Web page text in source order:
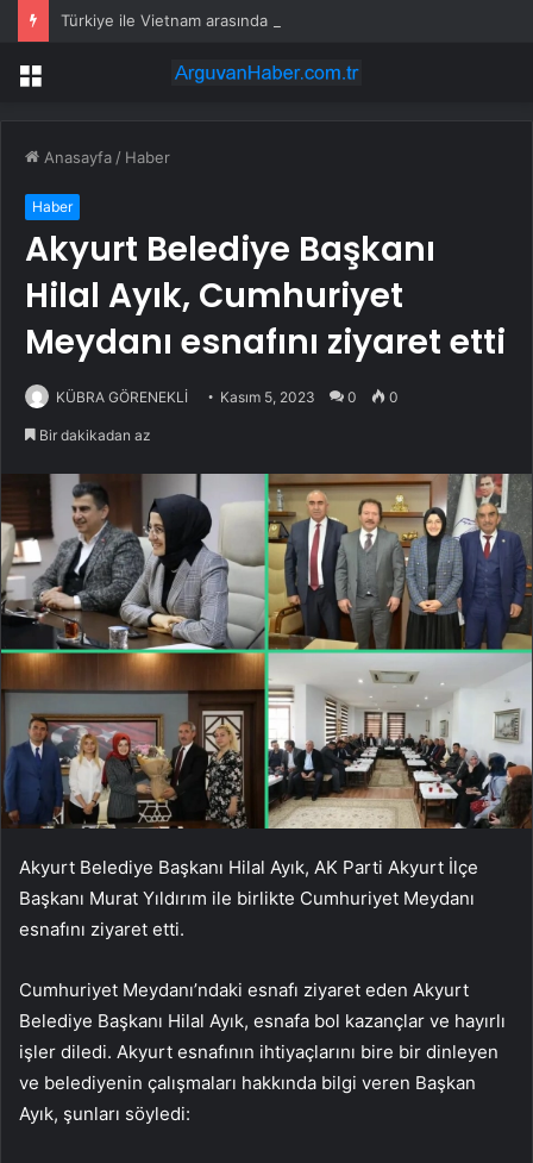
Menü
Anasayfa / Haber
Haber
Akyurt Belediye Başkanı
Hilal Ayık, Cumhuriyet
Meydanı esnafını ziyaret etti
KÜBRA GÖRENEKLİ Kasım 5, 2023 0 0
Bir dakikadan az
Akyurt Belediye Başkanı Hilal Ayık, AK Parti Akyurt İlçe
Başkanı Murat Yıldırım ile birlikte Cumhuriyet Meydanı
esnafını ziyaret etti.
Cumhuriyet Meydanı’ndaki esnafı ziyaret eden Akyurt
Belediye Başkanı Hilal Ayık, esnafa bol kazançlar ve hayırlı
işler diledi. Akyurt esnafının ihtiyaçlarını bire bir dinleyen
ve belediyenin çalışmaları hakkında bilgi veren Başkan
Ayık, şunları söyledi: